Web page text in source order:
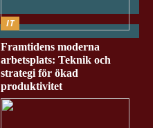
IT
Framtidens moderna
arbetsplats: Teknik och
strategi för ökad
produktivitet